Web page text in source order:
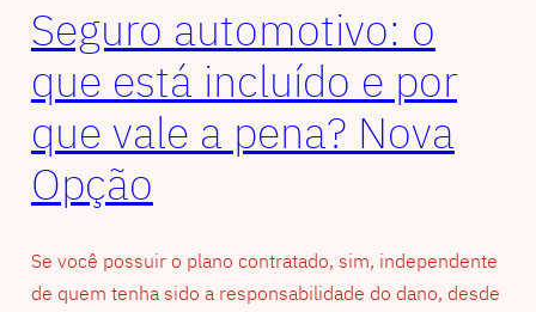
Seguro automotivo: o
que está incluído e por
que vale a pena? Nova
Opção
Se você possuir o plano contratado, sim, independente
de quem tenha sido a responsabilidade do dano, desde